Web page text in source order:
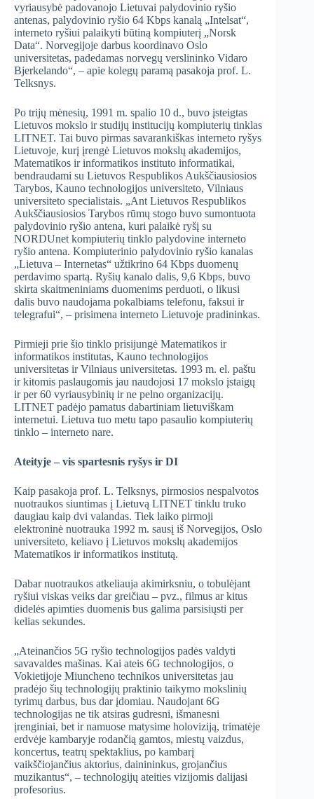
vyriausybė padovanojo Lietuvai palydovinio ryšio
antenas, palydovinio ryšio 64 Kbps kanalą „Intelsat“,
interneto ryšiui palaikyti būtiną kompiuterį „Norsk
Data“. Norvegijoje darbus koordinavo Oslo
universitetas, padedamas norvegų verslininko Vidaro
Bjerkelando“, – apie kolegų paramą pasakoja prof. L.
Telksnys.
Po trijų mėnesių, 1991 m. spalio 10 d., buvo įsteigtas
Lietuvos mokslo ir studijų institucijų kompiuterių tinklas
LITNET. Tai buvo pirmas savarankiškas interneto ryšys
Lietuvoje, kurį įrengė Lietuvos mokslų akademijos,
Matematikos ir informatikos instituto informatikai,
bendraudami su Lietuvos Respublikos Aukščiausiosios
Tarybos, Kauno technologijos universiteto, Vilniaus
universiteto specialistais. „Ant Lietuvos Respublikos
Aukščiausiosios Tarybos rūmų stogo buvo sumontuota
palydovinio ryšio antena, kuri palaikė ryšį su
NORDUnet kompiuterių tinklo palydovine interneto
ryšio antena. Kompiuterinio palydovinio ryšio kanalas
„Lietuva – Internetas“ užtikrino 64 Kbps duomenų
perdavimo spartą. Ryšių kanalo dalis, 9,6 Kbps, buvo
skirta skaitmeniniams duomenims perduoti, o likusi
dalis buvo naudojama pokalbiams telefonu, faksui ir
telegrafui“, – prisimena interneto Lietuvoje pradininkas.
Pirmieji prie šio tinklo prisijungė Matematikos ir
informatikos institutas, Kauno technologijos
universitetas ir Vilniaus universitetas. 1993 m. el. paštu
ir kitomis paslaugomis jau naudojosi 17 mokslo įstaigų
ir per 60 vyriausybinių ir ne pelno organizacijų.
LITNET padėjo pamatus dabartiniam lietuviškam
internetui. Lietuva tuo metu tapo pasaulio kompiuterių
tinklo – interneto nare.
Ateityje – vis spartesnis ryšys ir DI
Kaip pasakoja prof. L. Telksnys, pirmosios nespalvotos
nuotraukos siuntimas į Lietuvą LITNET tinklu truko
daugiau kaip dvi valandas. Tiek laiko pirmoji
elektroninė nuotrauka 1992 m. sausį iš Norvegijos, Oslo
universiteto, keliavo į Lietuvos mokslų akademijos
Matematikos ir informatikos institutą.
Dabar nuotraukos atkeliauja akimirksniu, o tobulėjant
ryšiui viskas veiks dar greičiau – pvz., filmus ar kitus
didelės apimties duomenis bus galima parsisiųsti per
kelias sekundes.
„Ateinančios 5G ryšio technologijos padės valdyti
savavaldes mašinas. Kai ateis 6G technologijos, o
Vokietijoje Miuncheno technikos universitetas jau
pradėjo šių technologijų praktinio taikymo mokslinių
tyrimų darbus, bus dar įdomiau. Naudojant 6G
technologijas ne tik atsiras gudresni, išmanesni
įrenginiai, bet ir namuose matysime holoviziją, trimatėje
erdvėje kambaryje rodančią gamtos, miestų vaizdus,
koncertus, teatrų spektaklius, po kambarį
vaikščiojančius aktorius, dainininkus, grojančius
muzikantus“, – technologijų ateities vizijomis dalijasi
profesorius.